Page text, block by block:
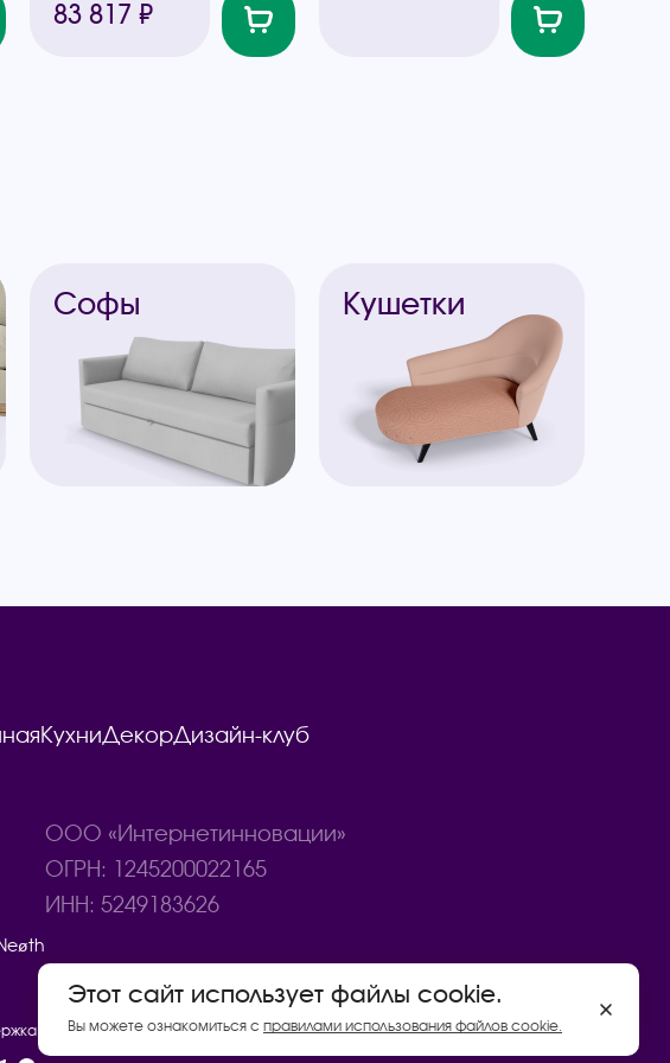
83 817 ₽
Софы Кушетки
Этот сайт использует файлы cookie.
Вы можете ознакомиться с правилами использования файлов cookie.
КухниДекорДизайн-клуб
ООО «Интернетинновации»
ОГРН: 1245200022165
ИНН: 5249183626
сайта
Договор купли - продажи товаров